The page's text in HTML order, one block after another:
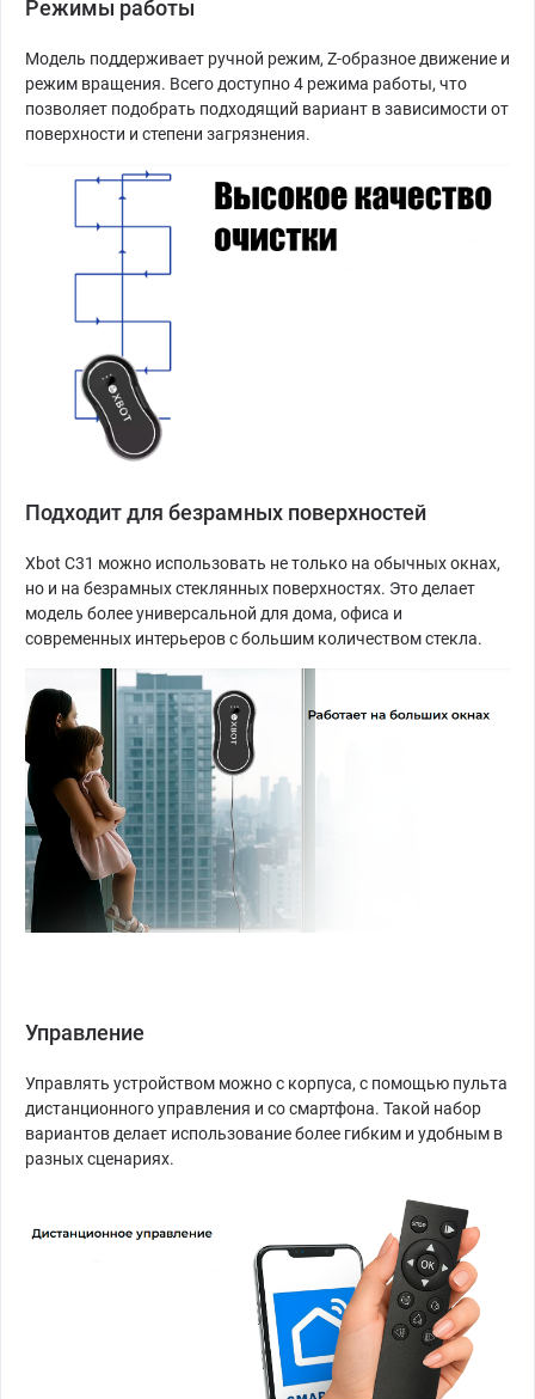
Режимы работы
Модель поддерживает ручной режим, Z-образное движение и
режим вращения. Всего доступно 4 режима работы, что
позволяет подобрать подходящий вариант в зависимости от
поверхности и степени загрязнения.
Подходит для безрамных поверхностей
Xbot C31 можно использовать не только на обычных окнах,
но и на безрамных стеклянных поверхностях. Это делает
модель более универсальной для дома, офиса и
современных интерьеров с большим количеством стекла.
Управление
Управлять устройством можно с корпуса, с помощью пульта
дистанционного управления и со смартфона. Такой набор
вариантов делает использование более гибким и удобным в
разных сценариях.